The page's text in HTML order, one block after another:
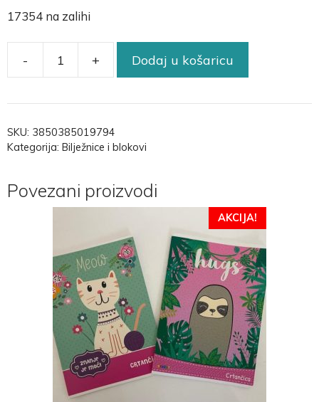
17354 na zalihi
- + Dodaj u košaricu
SKU: 3850385019794
Kategorija: Bilježnice i blokovi
Povezani proizvodi
AKCIJA!